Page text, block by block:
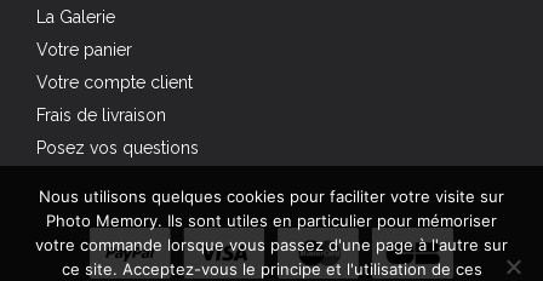
La Galerie
Votre panier
Votre compte client
Frais de livraison
Posez vos questions
Nous utilisons quelques cookies pour faciliter votre visite sur
Photo Memory. Ils sont utiles en particulier pour mémoriser
votre commande lorsque vous passez d'une page à l'autre sur
ce site. Acceptez-vous le principe et l'utilisation de ces